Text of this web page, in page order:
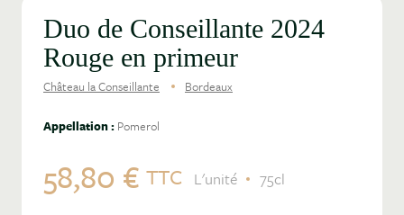
Duo de Conseillante 2024
Rouge en primeur
Château la Conseillante Bordeaux
Appellation : Pomerol
58,80 € TTC L'unité 75cl